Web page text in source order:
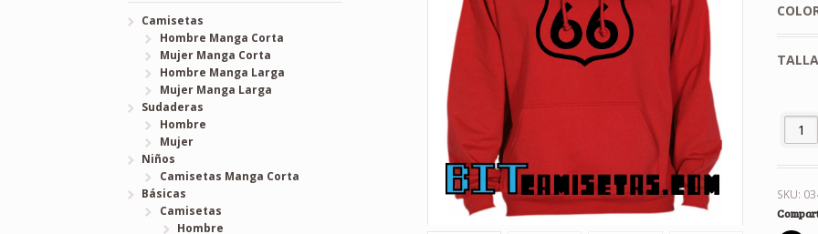
TALLA
SKU:
Camisetas
Hombre Manga Corta
Mujer Manga Corta
Hombre Manga Larga
Mujer Manga Larga
Sudaderas
Hombre
Mujer
Niños
Camisetas Manga Corta
Básicas
Camisetas
Hombre